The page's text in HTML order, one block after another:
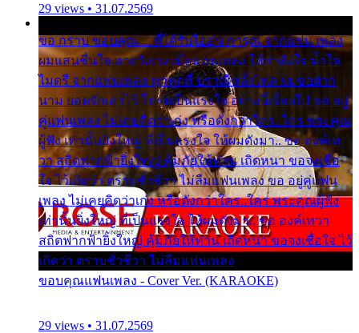
29 views • 31.07.2569
ขอ กราบ ขอบคุณ.... ที่ได้รับไออุ่น การุณ จากแฟน เพลง
ผมแสนชื่นใจ หายวังเวง เมื่อแฟนเพลง ให้กำลังใจ น้ำใจ
ไมตรี จากแฟนเพลง ทุกทุกที่ ปราณีหลั่งไหล ผมขอฝาก
นาม ยอดรักเอาไว้ โปรดเป็นแรงใจ อย่างนี้เรื่อยไป ขอ อยู่
คู่แฟนเพลง ไม่เคยคิดว่าเก่ง หรือดังกว่าใคร..ใคร พระคุณ
ผู้ฟัง เท่านั้นยิ่งใหญ่ ที่เป็นแรงใจ ให้ผมดังมา.. ขอ องค์เท
วา สถิตฟากฟ้ายิ่งใหญ่ คุ้มภัยให้ท่าน เถิดหนา ขอจงเชื่อ
ใจ ไว้เถิดว่า ตราบชั่วชีวา ไม่ลืมแฟนเพลง ขอ อยู่คู่แฟน
เพลง ไม่เคยคิดว่าเก่ง หรือดังกว่าใคร..ใคร พระคุณผู้ฟัง
เท่านั้นยิ่งใหญ่ ที่เป็นแรงใจ ให้ผมดังมา.. ขอ องค์เทวา
สถิตฟากฟ้ายิ่งใหญ่ คุ้มภัยให้ท่าน เถิดหนา ขอจงเชื่อใจ ไว้
เถิดว่า ตราบชั่วชีวา ไม่ลืมแฟนเพลง
ขอบคุณแฟนเพลง - Cover Ver. (KARAOKE)
29 views • 31.07.2569